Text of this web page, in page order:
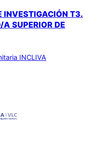
T3.
SUPERIOR DE
INCLIVA